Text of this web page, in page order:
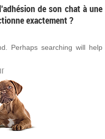
de son chat à une
exactement ?
Perhaps searching will help